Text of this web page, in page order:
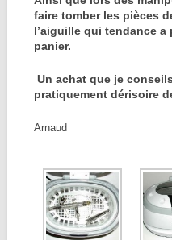
faire tomber les pièces
l’aiguille qui tendance
panier.
Un achat que je
pratiquement dérisoire
Arnaud